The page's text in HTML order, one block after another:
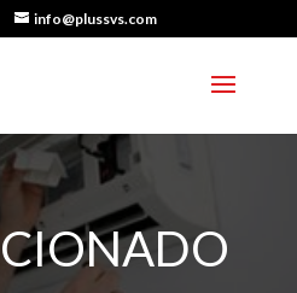
info@plussvs.com